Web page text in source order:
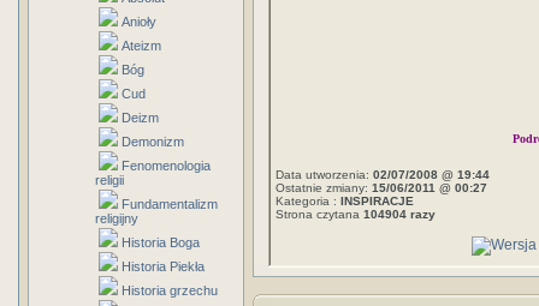
Anioły
Ateizm
Bóg
Cud
Deizm
Demonizm
Fenomenologia
religii
Fundamentalizm
religijny
Historia Boga
Historia Piekła
Historia grzechu
Data utworzenia: 02/07/2008 @ 19:44
Ostatnie zmiany: 15/06/2011 @ 00:27
Kategoria : INSPIRACJE
Strona czytana 104904 razy